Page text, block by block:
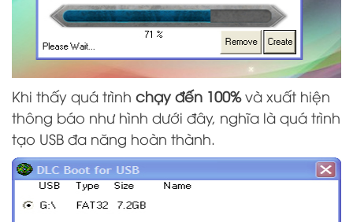
Khi thấy quá trình chạy đến 100%và xuất hiện
thông báo như hình dưới đây, nghĩa là quá trình
tạo USB đa năng hoàn thành.